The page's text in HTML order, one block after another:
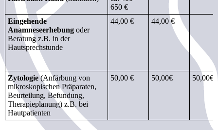
650 €
Eingehende
Anamneseerhebung oder
Beratung z.B. in der
Hautsprechstunde
44,00 € 44,00 €
Zytologie(Anfärbung von
mikroskopischen Präparaten,
Beurteilung, Befundung,
Therapieplanung) z.B. bei
Hautpatienten
50,00 € 50,00€ 50,00€